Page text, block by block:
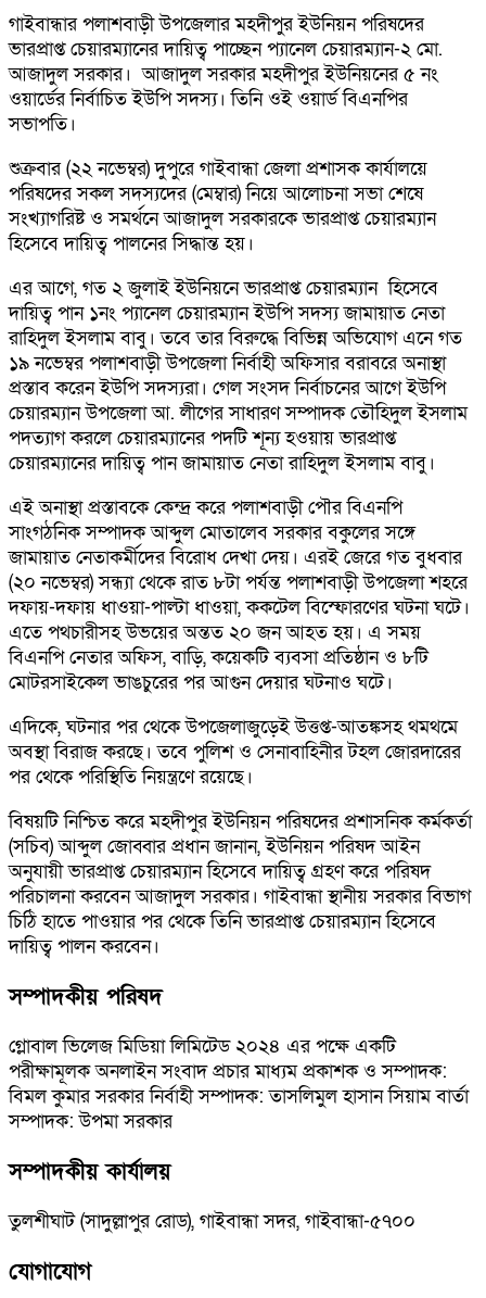
গাইবান্ধার পলাশবাড়ী উপজেলার মহদীপুর ইউনিয়ন পরিষদের
ভারপ্রাপ্ত চেয়ারম্যানের দায়িত্ব পাচ্ছেন প্যানেল চেয়ারম্যান-২ মো.
আজাদুল সরকার। আজাদুল সরকার মহদীপুর ইউনিয়নের ৫ নং
ওয়ার্ডের নির্বাচিত ইউপি সদস্য। তিনি ওই ওয়ার্ড বিএনপির
সভাপতি।
শুক্রবার (২২ নভেম্বর) দুপুরে গাইবান্ধা জেলা প্রশাসক কার্যালয়ে
পরিষদের সকল সদস্যদের (মেম্বার) নিয়ে আলোচনা সভা শেষে
সংখ্যাগরিষ্ট ও সমর্থনে আজাদুল সরকারকে ভারপ্রাপ্ত চেয়ারম্যান
হিসেবে দায়িত্ব পালনের সিদ্ধান্ত হয়।
এর আগে, গত ২ জুলাই ইউনিয়নে ভারপ্রাপ্ত চেয়ারম্যান হিসেবে
দায়িত্ব পান ১নং প্যানেল চেয়ারম্যান ইউপি সদস্য জামায়াত নেতা
রাহিদুল ইসলাম বাবু। তবে তার বিরুদ্ধে বিভিন্ন অভিযোগ এনে গত
১৯ নভেম্বর পলাশবাড়ী উপজেলা নির্বাহী অফিসার বরাবরে অনাস্থা
প্রস্তাব করেন ইউপি সদস্যরা। গেল সংসদ নির্বাচনের আগে ইউপি
চেয়ারম্যান উপজেলা আ. লীগের সাধারণ সম্পাদক তৌহিদুল ইসলাম
পদত্যাগ করলে চেয়ারম্যানের পদটি শূন্য হওয়ায় ভারপ্রাপ্ত
চেয়ারম্যানের দায়িত্ব পান জামায়াত নেতা রাহিদুল ইসলাম বাবু।
এই অনাস্থা প্রস্তাবকে কেন্দ্র করে পলাশবাড়ী পৌর বিএনপি
সাংগঠনিক সম্পাদক আব্দুল মোতালেব সরকার বকুলের সঙ্গে
জামায়াত নেতাকর্মীদের বিরোধ দেখা দেয়। এরই জেরে গত বুধবার
(২০ নভেম্বর) সন্ধ্যা থেকে রাত ৮টা পর্যন্ত পলাশবাড়ী উপজেলা শহরে
দফায়-দফায় ধাওয়া-পাল্টা ধাওয়া, ককটেল বিস্ফোরণের ঘটনা ঘটে।
এতে পথচারীসহ উভয়ের অন্তত ২০ জন আহত হয়। এ সময়
বিএনপি নেতার অফিস, বাড়ি, কয়েকটি ব্যবসা প্রতিষ্ঠান ও ৮টি
মোটরসাইকেল ভাঙচুরের পর আগুন দেয়ার ঘটনাও ঘটে।
এদিকে, ঘটনার পর থেকে উপজেলাজুড়েই উত্তপ্ত-আতঙ্কসহ থমথমে
অবস্থা বিরাজ করছে। তবে পুলিশ ও সেনাবাহিনীর টহল জোরদারের
পর থেকে পরিস্থিতি নিয়ন্ত্রণে রয়েছে।
বিষয়টি নিশ্চিত করে মহদীপুর ইউনিয়ন পরিষদের প্রশাসনিক কর্মকর্তা
(সচিব) আব্দুল জোব্বার প্রধান জানান, ইউনিয়ন পরিষদ আইন
অনুযায়ী ভারপ্রাপ্ত চেয়ারম্যান হিসেবে দায়িত্ব গ্রহণ করে পরিষদ
পরিচালনা করবেন আজাদুল সরকার। গাইবান্ধা স্থানীয় সরকার বিভাগ
চিঠি হাতে পাওয়ার পর থেকে তিনি ভারপ্রাপ্ত চেয়ারম্যান হিসেবে
দায়িত্ব পালন করবেন।
সম্পাদকীয় পরিষদ
গ্লোবাল ভিলেজ মিডিয়া লিমিটেড ২০২৪ এর পক্ষে একটি
পরীক্ষামূলক অনলাইন সংবাদ প্রচার মাধ্যম প্রকাশক ও সম্পাদক:
বিমল কুমার সরকার নির্বাহী সম্পাদক: তাসলিমুল হাসান সিয়াম বার্তা
সম্পাদক: উপমা সরকার
সম্পাদকীয় কার্যালয়
তুলশীঘাট (সাদুল্লাপুর রোড), গাইবান্ধা সদর, গাইবান্ধা-৫৭০০
যোগাযোগ